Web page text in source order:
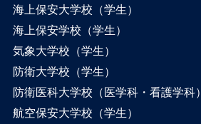
海上保安大学校（学生）
海上保安学校（学生）
気象大学校（学生）
防衛大学校（学生）
防衛医科大学校（医学科・看護学科）
航空保安大学校（学生）